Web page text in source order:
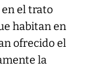
el trato
habitan en
ofrecido el
la